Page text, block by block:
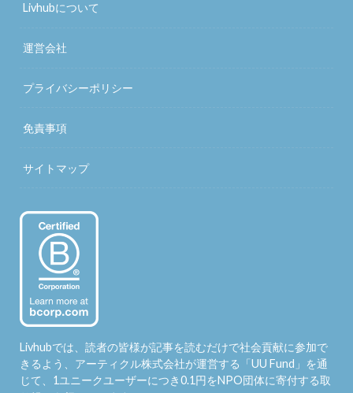
Livhubについて
運営会社
プライバシーポリシー
免責事項
サイトマップ
Livhubでは、読者の皆様が記事を読むだけで社会貢献に参加で
きるよう、アーティクル株式会社が運営する「UU Fund 」を通
じて、1ユニークユーザーにつき0.1円をNPO団体に寄付する取